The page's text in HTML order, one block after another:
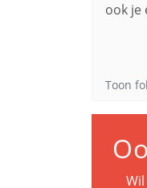
ook je
Toon